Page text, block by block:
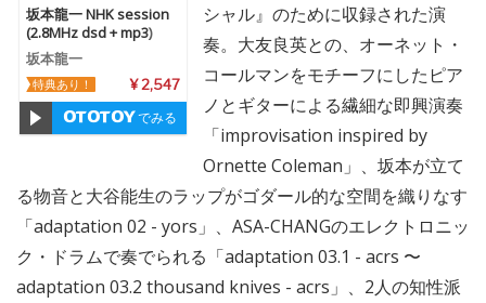
坂本龍一 NHK session
(2.8MHz dsd + mp3)
坂本龍一
¥ 2,547
特典あり！
でみる
シャル』のために収録された演
奏。大友良英との、オーネット・
コールマンをモチーフにしたピア
ノとギターによる繊細な即興演奏
「improvisation inspired by
Ornette Coleman」、坂本が立て
る物音と大谷能生のラップがゴダール的な空間を織りなす
「adaptation 02 - yors」、ASA-CHANGのエレクトロニッ
ク・ドラムで奏でられる「adaptation 03.1 - acrs 〜
adaptation 03.2 thousand knives - acrs」、2人の知性派